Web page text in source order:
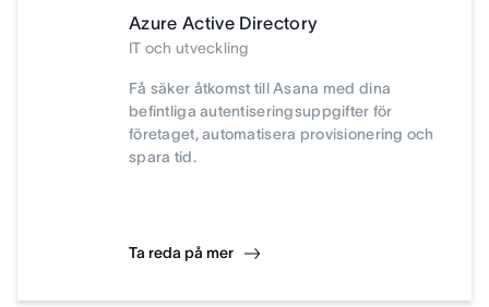
Azure Active Directory
IT och utveckling
Få säker åtkomst till Asana med dina
befintliga autentiseringsuppgifter för
företaget, automatisera provisionering och
spara tid.
Ta reda på mer